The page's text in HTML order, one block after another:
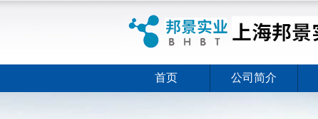
首页 公司简介